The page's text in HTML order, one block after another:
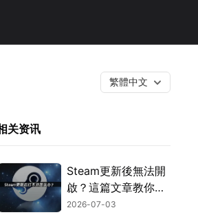
繁體中文
关资讯
Steam更新後無法開
啟？這篇文章教你用
UU加速器迅速搞
2026-07-03